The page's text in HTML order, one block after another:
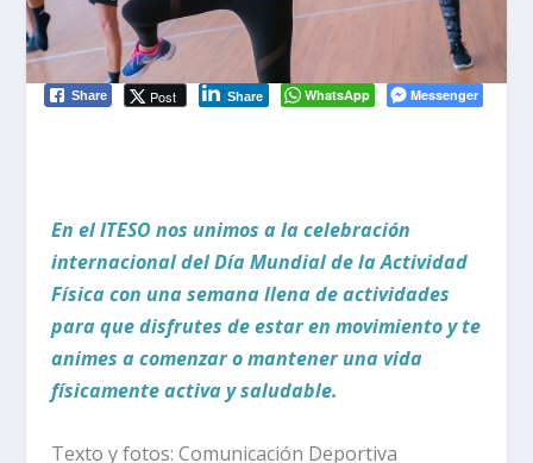
Share Post Share WhatsApp Messenger
En el ITESO nos unimos a la celebración
internacional del Día Mundial de la Actividad
Física con una semana llena de actividades
para que disfrutes de estar en movimiento y te
animes a comenzar o mantener una vida
físicamente activa y saludable.
Texto y fotos: Comunicación Deportiva